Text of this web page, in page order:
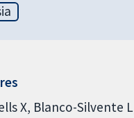
X Blanco-Silvente L